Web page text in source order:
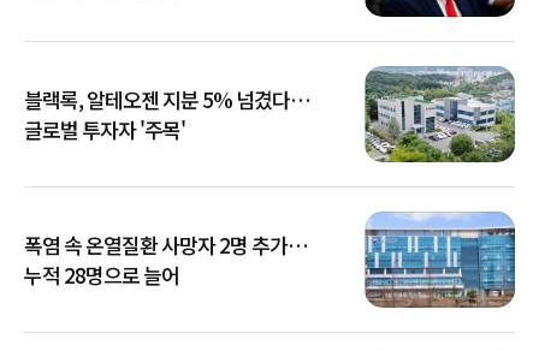
블랙록, 알테오젠 지분 5% 넘겼다…
글로벌 투자자 '주목'
폭염 속 온열질환 사망자 2명 추가…
누적 28명으로 늘어